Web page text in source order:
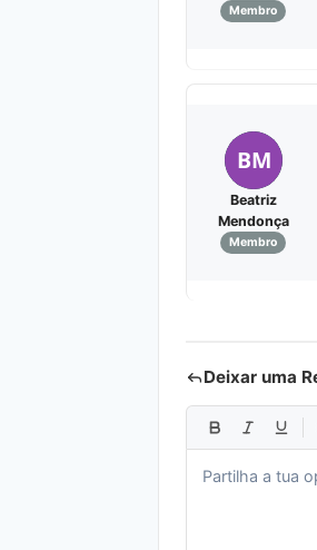
Membro
BM
Beatriz
Mendonça
Membro
Deixar uma